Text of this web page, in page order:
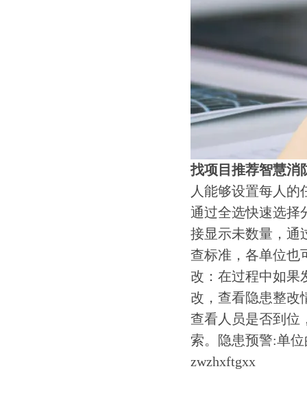
找项目推荐智慧消
人能够设置每人
通过全选快速选择
接显示未数量，通
查标准，各单位也
改：在过程中如果
改，查看隐患整改
查看人员是否到位
索。隐患预警:单
zwzhxftgxx